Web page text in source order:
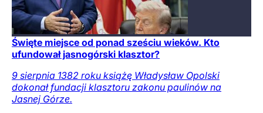
Święte miejsce od ponad sześciu wieków. Kto
ufundował jasnogórski klasztor?
9 sierpnia 1382 roku książę Władysław Opolski
dokonał fundacji klasztoru zakonu paulinów na
Jasnej Górze.